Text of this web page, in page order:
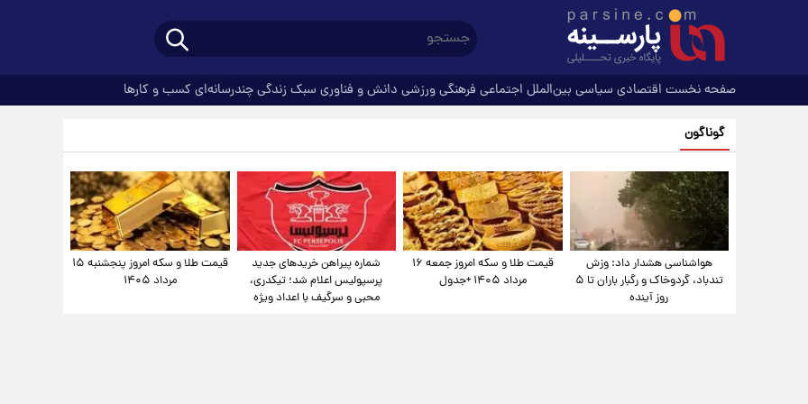
صفحه نخست اقتصادی سیاسی بین‌الملل اجتماعی فرهنگیورزشی دانش و فناوری سبک زندگیچندرسانه‌ای کسب و کارها
گوناگون
هواشناسی هشدار داد: وزش
تندباد، گردوخاک و رگبار باران تا ۵
روز آینده
قیمت طلا و سکه امروز جمعه ۱۶
مرداد ۱۴۰۵ +جدول
شماره پیراهن خریدهای جدید
پرسپولیس اعلام شد؛ تیکدری،
محبی و سرگیف با اعداد ویژه
قیمت طلا و سکه امروز پنجشنبه ۱۵
مرداد ۱۴۰۵